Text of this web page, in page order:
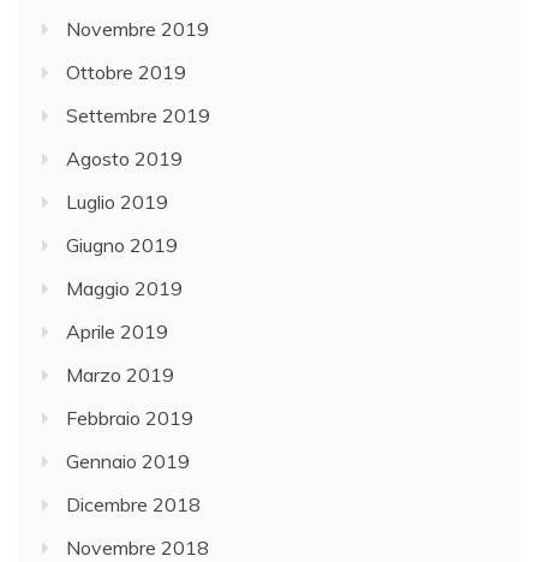
Novembre 2019
Ottobre 2019
Settembre 2019
Agosto 2019
Luglio 2019
Giugno 2019
Maggio 2019
Aprile 2019
Marzo 2019
Febbraio 2019
Gennaio 2019
Dicembre 2018
Novembre 2018